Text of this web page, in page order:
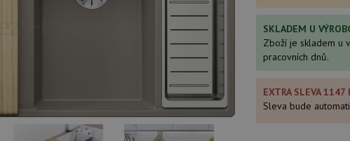
SKLADEM U
Zboží je skladem u
pracovních dnů.
EXTRA SLEVA 1147
Sleva bude